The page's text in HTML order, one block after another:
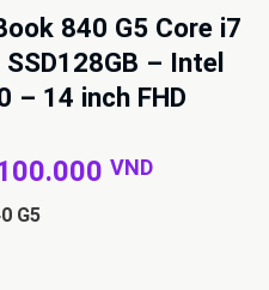
840 G5 Core i7
– Intel
– 14 inch FHD
VNDGiá
G5